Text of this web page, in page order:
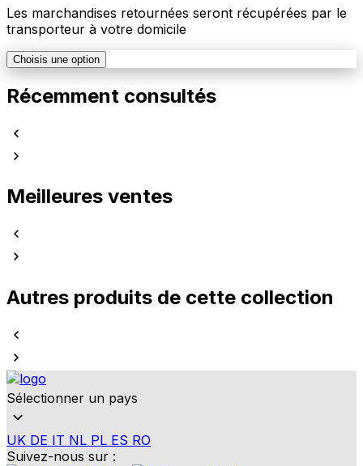
Les marchandises retournées seront récupérées par le
transporteur à votre domicile
Choisis une option
Récemment consultés
Meilleures ventes
Autres produits de cette collection
Sélectionner un pays
UK DE IT NL PL ES RO
Suivez-nous sur :